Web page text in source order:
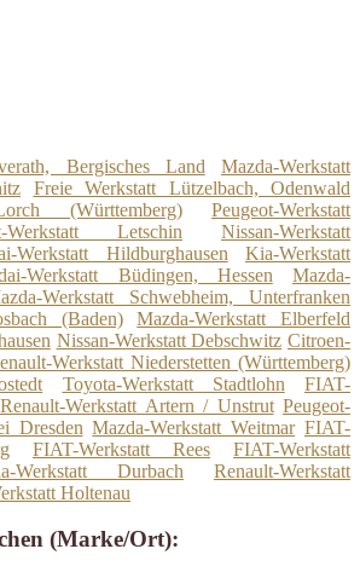
Bergisches Land
Mazda-Werkstatt
Freie Werkstatt Lützelbach, Odenwald
(Württemberg)
Peugeot-Werkstatt
Werkstatt Letschin
Nissan-Werkstatt
Werkstatt Hildburghausen
Kia-Werkstatt
Werkstatt Büdingen, Hessen
Mazda-
Werkstatt Schwebheim, Unterfranken
(Baden)
Mazda-Werkstatt Elberfeld
Nissan-Werkstatt Debschwitz Citroen-
Werkstatt Niederstetten (Württemberg)
Toyota-Werkstatt Stadtlohn
FIAT-
Renault-Werkstatt Artern / Unstrut Peugeot-
Dresden Mazda-Werkstatt Weitmar FIAT-
FIAT-Werkstatt Rees
FIAT-Werkstatt
Werkstatt Durbach
Renault-Werkstatt
Holtenau
(Marke/Ort):